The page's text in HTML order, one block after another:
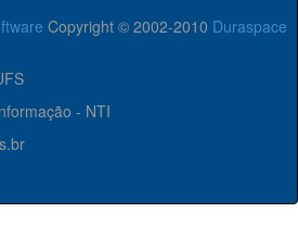
Copyright © 2002-2010 Duraspace
- NTI